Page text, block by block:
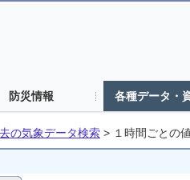
防災情報 各種データ・
の気象データ検索 > １時間ごとの